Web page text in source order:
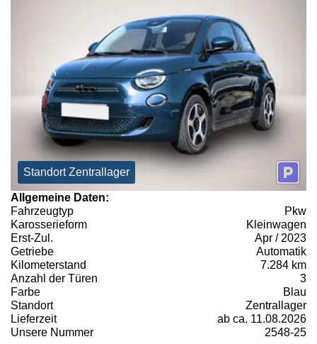
Standort Zentrallager
Allgemeine Daten:
Fahrzeugtyp
Pkw
Karosserieform
Kleinwagen
Erst-Zul.
Apr / 2023
Getriebe
Automatik
Kilometerstand
7.284 km
Anzahl der Türen
3
Farbe
Blau
Standort
Zentrallager
Lieferzeit
ab ca. 11.08.2026
Unsere Nummer
2548-25